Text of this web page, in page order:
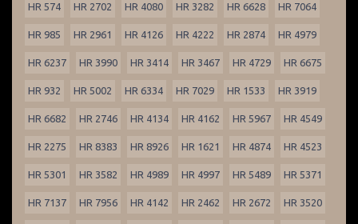
HR 574 HR 2702 HR 4080 HR 3282 HR 6628 HR 7064
HR 985 HR 2961 HR 4126 HR 4222 HR 2874 HR 4979
HR 6237 HR 3990 HR 3414 HR 3467 HR 4729 HR 6675
HR 932 HR 5002 HR 6334 HR 7029 HR 1533 HR 3919
HR 6682 HR 2746 HR 4134 HR 4162 HR 5967 HR 4549
HR 2275 HR 8383 HR 8926 HR 1621 HR 4874 HR 4523
HR 5301 HR 3582 HR 4989 HR 4997 HR 5489 HR 5371
HR 7137 HR 7956 HR 4142 HR 2462 HR 2672 HR 3520